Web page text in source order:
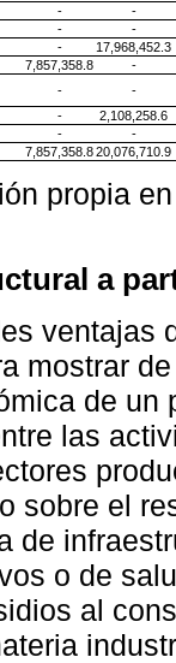
-
-
-
-
-
17,968,452.3
7,857,358.8
-
-
-
-
2,108,258.6
-
-
7,857,358.820,076,710.9
propia
a
ventajas
mostrar
de
las
sobre el
de
o de
al